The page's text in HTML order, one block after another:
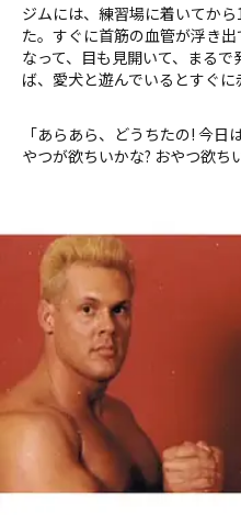
ジムには、練習場に着いてか
た。すぐに首筋の血管が浮き
なって、目も見開いて、まる
ば、愛犬と遊んでいるとすぐに
「あらあら、どうちたの! 今
やつが欲ちいかな? おやつ欲ち